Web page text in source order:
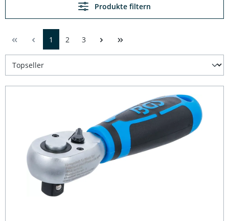
Produkte filtern
1 2 3